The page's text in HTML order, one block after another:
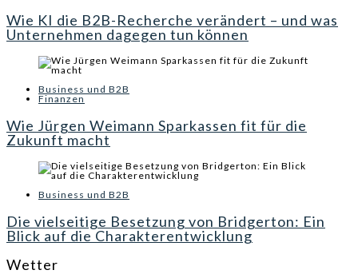
Wie KI die B2B-Recherche verändert – und was
Unternehmen dagegen tun können
Business und B2B
Finanzen
Wie Jürgen Weimann Sparkassen fit für die
Zukunft macht
Business und B2B
Die vielseitige Besetzung von Bridgerton: Ein
Blick auf die Charakterentwicklung
Wetter